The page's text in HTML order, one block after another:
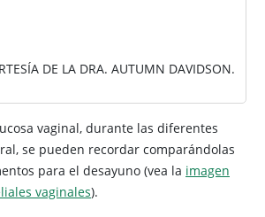
DE LA DRA. AUTUMN DAVIDSON.
vaginal, durante las diferentes
se pueden recordar comparándolas
para el desayuno (vea la imagen
vaginales).